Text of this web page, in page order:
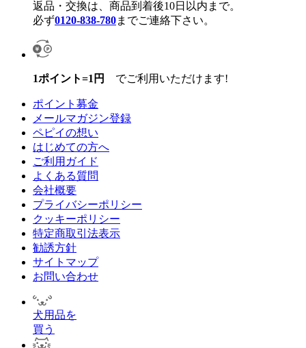
返品・交換は、商品到着後10日以内まで。
必ず0120-838-780までご連絡下さい。
1ポイント=1円 でご利用いただけます!
ポイント募金
メールマガジン登録
ペピイの想い
はじめての方へ
ご利用ガイド
よくある質問
会社概要
プライバシーポリシー
クッキーポリシー
特定商取引法表示
勧誘方針
サイトマップ
お問い合わせ
犬用品を
買う